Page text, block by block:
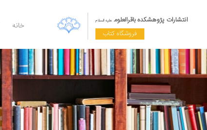
انتشارات پژوهشکده باقرالعلوم علیه السلام
فروشگاه کتاب
خانه